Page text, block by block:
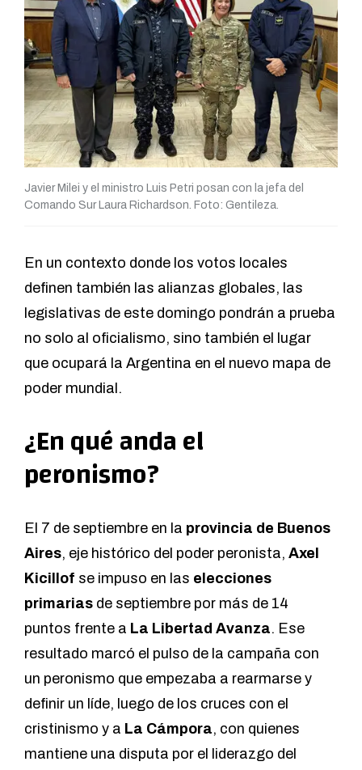
Javier Milei y el ministro Luis Petri posan con la jefa del
Comando Sur Laura Richardson. Foto: Gentileza.
En un contexto donde los votos locales
definen también las alianzas globales, las
legislativas de este domingo pondrán a prueba
no solo al oficialismo, sino también el lugar
que ocupará la Argentina en el nuevo mapa de
poder mundial.
¿En qué anda el
peronismo?
El 7 de septiembre en la provincia de Buenos
Aires, eje histórico del poder peronista, Axel
Kicillof se impuso en las elecciones
primarias de septiembre por más de 14
puntos frente a La Libertad Avanza. Ese
resultado marcó el pulso de la campaña con
un peronismo que empezaba a rearmarse y
definir un líde, luego de los cruces con el
cristinismo y a La Cámpora, con quienes
mantiene una disputa por el liderazgo del